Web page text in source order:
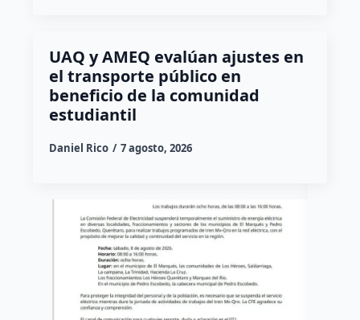
UAQ y AMEQ evalúan ajustes en
el transporte público en
beneficio de la comunidad
estudiantil
Daniel Rico 7 agosto, 2026